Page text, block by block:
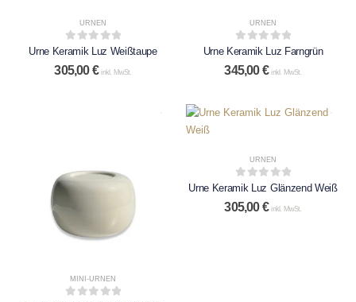
URNEN
0out of 5
Urne Keramik Luz Weißtaupe
305,00€ inkl. MwSt.
URNEN
0out of 5
Urne Keramik Luz Farngrün
345,00€ inkl. MwSt.
MINI-URNEN
URNEN
0out of 5
Urne Keramik Luz Glänzend Weiß
305,00€ inkl. MwSt.